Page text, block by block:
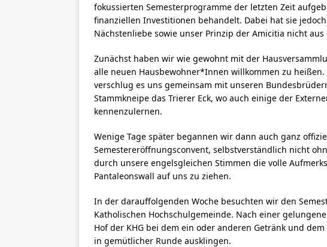
fokussierten Semesterprogramme der letzten Zeit
finanziellen Investitionen behandelt. Dabei hat sie
Nächstenliebe sowie unser Prinzip der Amicitia nicht
Zunächst haben wir wie gewohnt mit der
alle neuen Hausbewohner*Innen willkommen zu
verschlug es uns gemeinsam mit unseren
Stammkneipe das Trierer Eck, wo auch einige der
Wenige Tage später begannen wir dann auch ganz
Semestereröffnungsconvent, selbstverständlich nicht
durch unsere engelsgleichen Stimmen die volle
Pantaleonswall auf uns zu ziehen.
In der darauffolgenden Woche besuchten wir den
Katholischen Hochschulgemeinde. Nach einer
Hof der KHG bei dem ein oder anderen Getränk und
in gemütlicher Runde ausklingen.